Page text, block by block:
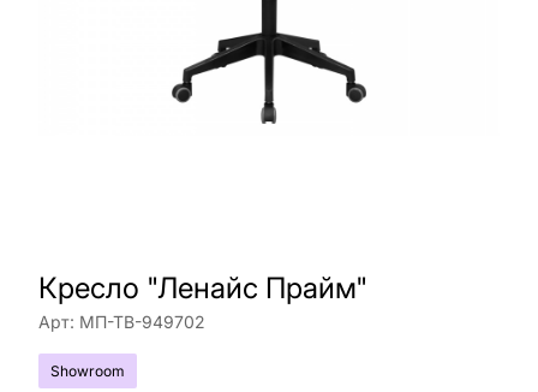
Кресло "Ленайс Прайм"
Арт: МП-ТВ-949702
Showroom